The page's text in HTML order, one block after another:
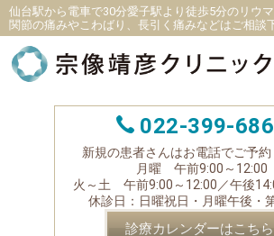
仙台駅から電車で30分愛子駅より徒歩5分の リウ
関節の痛みやこわばり、長引く痛みなどはご相談
022-399-
新規の患者さんはお電話でご予
月曜 午前9:00～12:00
火～土 午前9:00～12:00／午後
休診日：日曜祝日・月曜午後・
診療カレンダーはこちら